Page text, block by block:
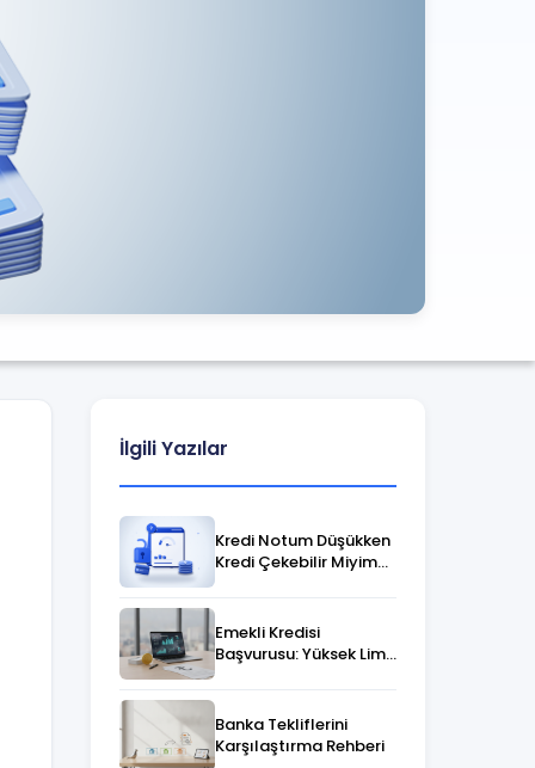
İlgili Yazılar
Kredi Notum Düşükken
Kredi Çekebilir Miyim?
Emekli Kredisi
Başvurusu: Yüksek Limit
Banka Tekliflerini
Karşılaştırma Rehberi